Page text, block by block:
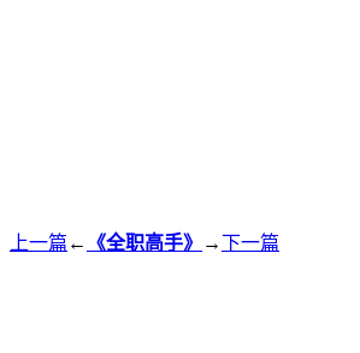
上一篇 ← 《全职高手》 →下一篇